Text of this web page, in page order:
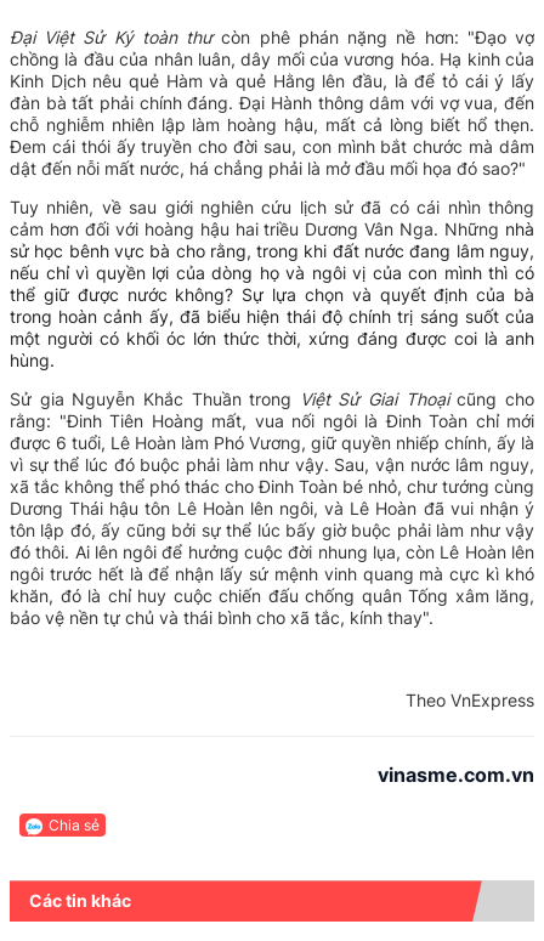
Đại Việt Sử Ký toàn thưcòn phê phán nặng nề hơn: "Đạo vợ
chồng là đầu của nhân luân, dây mối của vương hóa. Hạ kinh của
Kinh Dịch nêu quẻ Hàm và quẻ Hằng lên đầu, là để tỏ cái ý lấy
đàn bà tất phải chính đáng. Đại Hành thông dâm với vợ vua, đến
chỗ nghiễm nhiên lập làm hoàng hậu, mất cả lòng biết hổ thẹn.
Đem cái thói ấy truyền cho đời sau, con mình bắt chước mà dâm
dật đến nỗi mất nước, há chẳng phải là mở đầu mối họa đó sao?"
Tuy nhiên, về sau giới nghiên cứu lịch sử đã có cái nhìn thông
cảm hơn đối với hoàng hậu hai triều Dương Vân Nga. Những nhà
sử học bênh vực bà cho rằng, trong khi đất nước đang lâm nguy,
nếu chỉ vì quyền lợi của dòng họ và ngôi vị của con mình thì có
thể giữ được nước không? Sự lựa chọn và quyết định của bà
trong hoàn cảnh ấy, đã biểu hiện thái độ chính trị sáng suốt của
một người có khối óc lớn thức thời, xứng đáng được coi là anh
hùng.
Sử gia Nguyễn Khắc Thuần trong
Việt Sử Giai Thoạicũng cho
rằng: "Đinh Tiên Hoàng mất, vua nối ngôi là Đinh Toàn chỉ mới
được 6 tuổi, Lê Hoàn làm Phó Vương, giữ quyền nhiếp chính, ấy là
vì sự thể lúc đó buộc phải làm như vậy. Sau, vận nước lâm nguy,
xã tắc không thể phó thác cho Đinh Toàn bé nhỏ, chư tướng cùng
Dương Thái hậu tôn Lê Hoàn lên ngôi, và Lê Hoàn đã vui nhận ý
tôn lập đó, ấy cũng bởi sự thể lúc bấy giờ buộc phải làm như vậy
đó thôi. Ai lên ngôi để hưởng cuộc đời nhung lụa, còn Lê Hoàn lên
ngôi trước hết là để nhận lấy sứ mệnh vinh quang mà cực kì khó
khăn, đó là chỉ huy cuộc chiến đấu chống quân Tống xâm lăng,
bảo vệ nền tự chủ và thái bình cho xã tắc, kính thay".
Theo VnExpress
vinasme.com.vn
Chia sẻ
Các tin khác